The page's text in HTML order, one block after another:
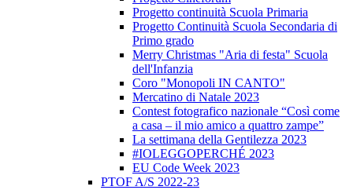
Progetto continuità Scuola Primaria
Progetto Continuità Scuola Secondaria di
Primo grado
Merry Christmas "Aria di festa" Scuola
dell'Infanzia
Coro "Monopoli IN CANTO"
Mercatino di Natale 2023
Contest fotografico nazionale “Così come
a casa – il mio amico a quattro zampe”
La settimana della Gentilezza 2023
#IOLEGGOPERCHÉ 2023
EU Code Week 2023
PTOF A/S 2022-23